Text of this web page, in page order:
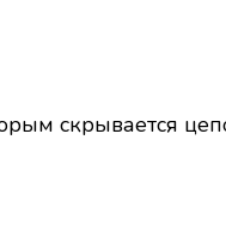
скрывается